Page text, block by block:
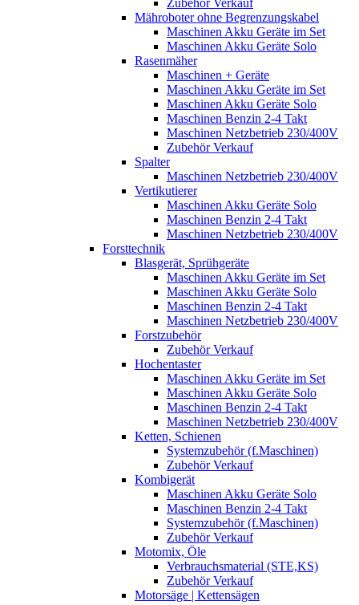
Zubehör Verkauf
Mähroboter ohne Begrenzungskabel
Maschinen Akku Geräte im Set
Maschinen Akku Geräte Solo
Rasenmäher
Maschinen + Geräte
Maschinen Akku Geräte im Set
Maschinen Akku Geräte Solo
Maschinen Benzin 2-4 Takt
Maschinen Netzbetrieb 230/400V
Zubehör Verkauf
Spalter
Maschinen Netzbetrieb 230/400V
Vertikutierer
Maschinen Akku Geräte Solo
Maschinen Benzin 2-4 Takt
Maschinen Netzbetrieb 230/400V
Forsttechnik
Blasgerät, Sprühgeräte
Maschinen Akku Geräte im Set
Maschinen Akku Geräte Solo
Maschinen Benzin 2-4 Takt
Maschinen Netzbetrieb 230/400V
Forstzubehör
Zubehör Verkauf
Hochentaster
Maschinen Akku Geräte im Set
Maschinen Akku Geräte Solo
Maschinen Benzin 2-4 Takt
Maschinen Netzbetrieb 230/400V
Ketten, Schienen
Systemzubehör (f.Maschinen)
Zubehör Verkauf
Kombigerät
Maschinen Akku Geräte Solo
Maschinen Benzin 2-4 Takt
Systemzubehör (f.Maschinen)
Zubehör Verkauf
Motomix, Öle
Verbrauchsmaterial (STE,KS)
Zubehör Verkauf
Motorsäge | Kettensägen